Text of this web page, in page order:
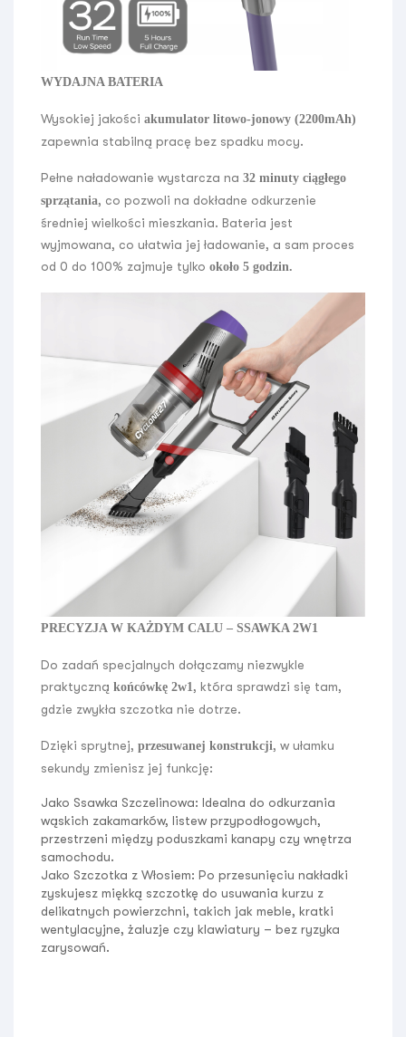
WYDAJNA BATERIA
Wysokiej jakości akumulator litowo-jonowy (2200mAh)
zapewnia stabilną pracę bez spadku mocy.
Pełne naładowanie wystarcza na 32 minuty ciągłego
sprzątania, co pozwoli na dokładne odkurzenie
średniej wielkości mieszkania. Bateria jest
wyjmowana, co ułatwia jej ładowanie, a sam proces
od 0 do 100% zajmuje tylko około 5 godzin.
PRECYZJA W KAŻDYM CALU – SSAWKA 2W1
Do zadań specjalnych dołączamy niezwykle
praktyczną końcówkę 2w1 , która sprawdzi się tam,
gdzie zwykła szczotka nie dotrze.
Dzięki sprytnej, przesuwanej konstrukcji, w ułamku
sekundy zmienisz jej funkcję:
Jako Ssawka Szczelinowa: Idealna do odkurzania
wąskich zakamarków, listew przypodłogowych,
przestrzeni między poduszkami kanapy czy wnętrza
samochodu.
Jako Szczotka z Włosiem: Po przesunięciu nakładki
zyskujesz miękką szczotkę do usuwania kurzu z
delikatnych powierzchni, takich jak meble, kratki
wentylacyjne, żaluzje czy klawiatury – bez ryzyka
zarysowań.